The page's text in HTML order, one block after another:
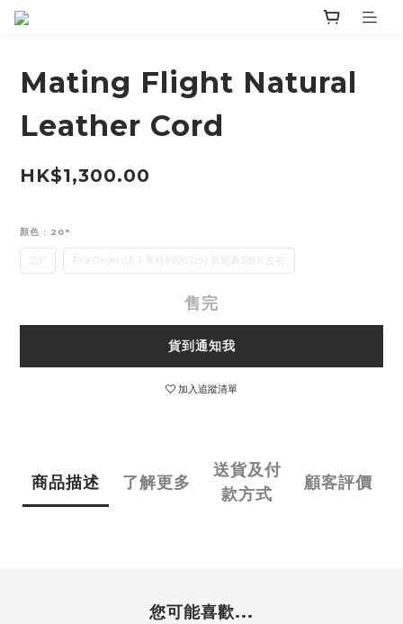
Mating Flight Natural
Leather Cord
HK$1,300.00
顏色 : 20"
20" Pre Order(請下單時列明Size) 貨期為3個月左右
售完
貨到通知我
加入追蹤清單
商品描述 了解更多
送貨及付
款方式
顧客評價
您可能喜歡...